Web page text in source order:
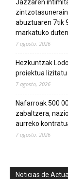
Jazzaren
abuztuaren 7tik
markatuko
7 agosto, 2026
Hezkuntzak
proiektua lizitatu
7 agosto, 2026
Nafarroak 500
zabaltzera,
aurreko
7 agosto, 2026
Noticias de